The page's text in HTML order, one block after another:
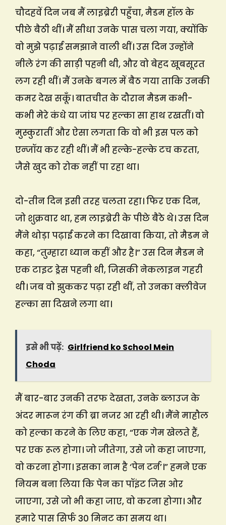
चौदहवें दिन जब मैं लाइब्रेरी पहुँचा, मैडम हॉल के
पीछे बैठी थीं। मैं सीधा उनके पास चला गया, क्योंकि
वो मुझे पढ़ाई समझाने वाली थीं। उस दिन उन्होंने
नीले रंग की साड़ी पहनी थी, और वो बेहद खूबसूरत
लग रही थीं। मैं उनके बगल में बैठ गया ताकि उनकी
कमर देख सकूँ। बातचीत के दौरान मैडम कभी-
कभी मेरे कंधे या जांघ पर हल्का सा हाथ रखतीं। वो
मुस्कुरातीं और ऐसा लगता कि वो भी इस पल को
एन्जॉय कर रही थीं। मैं भी हल्के-हल्के टच करता,
जैसे खुद को रोक नहीं पा रहा था।
दो-तीन दिन इसी तरह चलता रहा। फिर एक दिन,
जो शुक्रवार था, हम लाइब्रेरी के पीछे बैठे थे। उस दिन
मैंने थोड़ा पढ़ाई करने का दिखावा किया, तो मैडम ने
कहा, “तुम्हारा ध्यान कहीं और है।” उस दिन मैडम ने
एक टाइट ड्रेस पहनी थी, जिसकी नेकलाइन गहरी
थी। जब वो झुककर पढ़ा रही थीं, तो उनका क्लीवेज
हल्का सा दिखने लगा था।
इसे भी पढ़ें: Girlfriend ko School Mein
Choda
मैं बार-बार उनकी तरफ देखता, उनके ब्लाउज के
अंदर मारून रंग की ब्रा नजर आ रही थी। मैंने माहौल
को हल्का करने के लिए कहा, “एक गेम खेलते हैं,
पर एक रूल होगा। जो जीतेगा, उसे जो कहा जाएगा,
वो करना होगा। इसका नाम है ‘पेन टर्न’।” हमने एक
नियम बना लिया कि पेन का पॉइंट जिस ओर
जाएगा, उसे जो भी कहा जाए, वो करना होगा। और
हमारे पास सिर्फ 30 मिनट का समय था।